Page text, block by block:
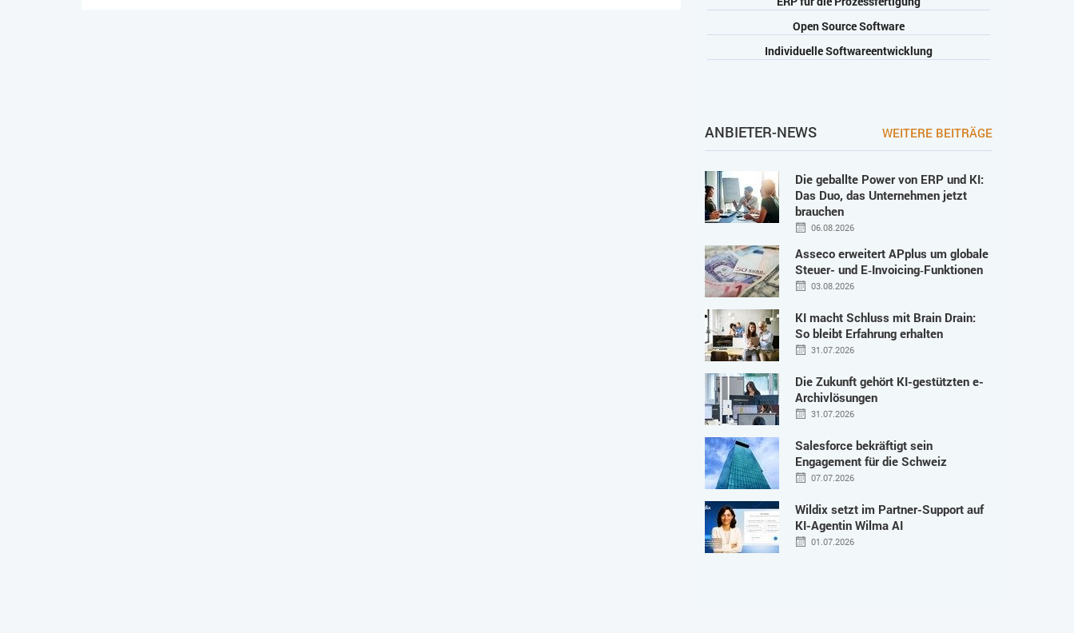
Open Source Software
Individuelle Softwareentwicklung
ANBIETER-NEWS WEITERE BEITRÄGE
Die geballte Power von ERP und KI:
Das Duo, das Unternehmen jetzt
brauchen
06.08.2026
Asseco erweitert APplus um globale
Steuer- und E‑Invoicing‑Funktionen
03.08.2026
KI macht Schluss mit Brain Drain:
So bleibt Erfahrung erhalten
31.07.2026
Die Zukunft gehört KI-gestützten e-
Archivlösungen
31.07.2026
Salesforce bekräftigt sein
Engagement für die Schweiz
07.07.2026
Wildix setzt im Partner-Support auf
KI-Agentin Wilma AI
01.07.2026